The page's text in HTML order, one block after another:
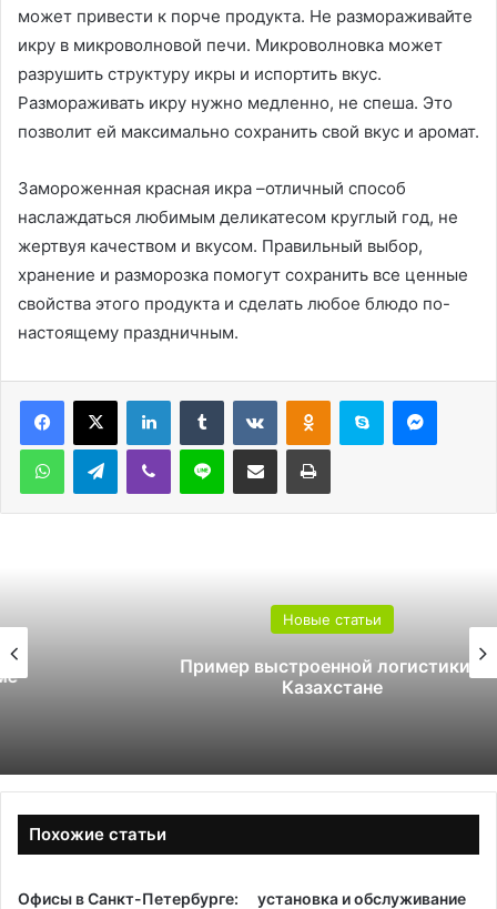
может привести к порче продукта. Не размораживайте
икру в микроволновой печи. Микроволновка может
разрушить структуру икры и испортить вкус.
Размораживать икру нужно медленно, не спеша. Это
позволит ей максимально сохранить свой вкус и аромат.
Замороженная красная икра –отличный способ
наслаждаться любимым деликатесом круглый год, не
жертвуя качеством и вкусом. Правильный выбор,
хранение и разморозка помогут сохранить все ценные
свойства этого продукта и сделать любое блюдо по-
настоящему праздничным.
LinkedInTumblr ВконтактеОдноклассники
Skype
WhatsAppTelegramViber Line Поделиться через электронную почту Печатать
Новые статьи
Пример выстроенной логистики в
Казахстане
Похожие статьи
Офисы в Санкт-Петербурге:
установка и обслуживание